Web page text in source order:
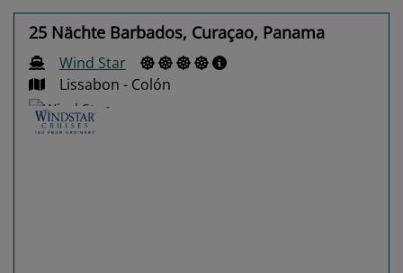
25 Nächte Barbados, Curaçao, Panama
Wind Star
Lissabon - Colón